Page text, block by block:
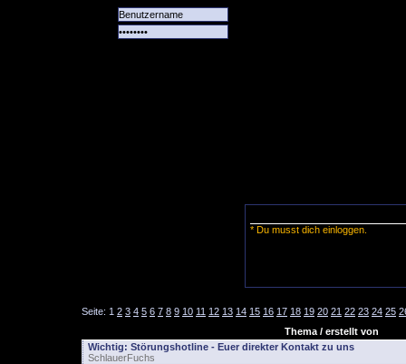
* Du musst dich einloggen.
Seite: 1 2 3 4 5 6 7 8 9 10 11 12 13 14 15 16 17 18 19 20 21 22 23 24 25
Thema / erstellt von
Wichtig: Störungshotline - Euer direkter Kontakt zu uns
SchlauerFuchs